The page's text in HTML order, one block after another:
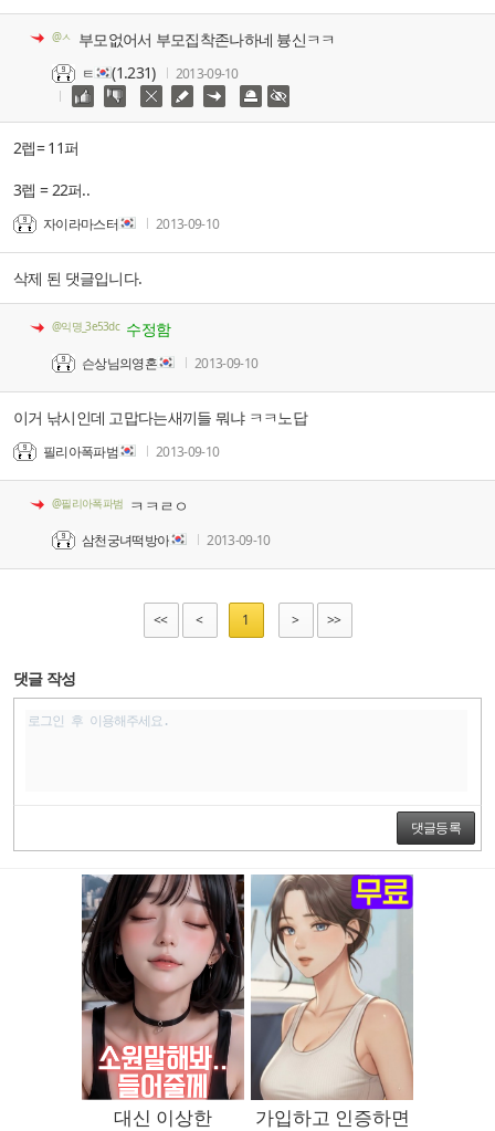
@ㅅ 부모없어서 부모집착존나하네 븅신ㅋㅋ
ㅌ (1.231) 2013-09-10
2렙= 11퍼
3렙 = 22퍼..
자이라마스터 2013-09-10
삭제 된 댓글입니다.
@익명_3e53dc 수정함
슨상님의영혼 2013-09-10
이거 낚시인데 고맙다는새끼들 뭐냐 ㅋㅋ노답
필리아폭파범 2013-09-10
@필리아폭파범 ㅋㅋㄹㅇ
삼천궁녀떡방아 2013-09-10
<< < 1 > >>
댓글 작성
댓글등록